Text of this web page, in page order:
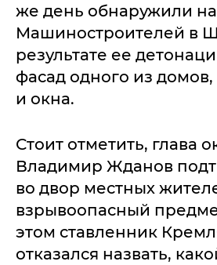
же день обнаружили
Машиностроителей в
результате ее
фасад одного из домов,
и окна.
Стоит отметить, глава
Владимир Жданов
во двор местных
взрывоопасный
этом ставленник
отказался назвать,